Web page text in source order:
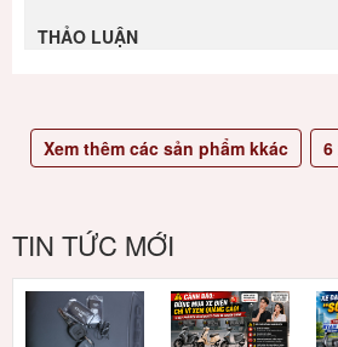
THẢO LUẬN
Xem thêm các sản phẩm kkác 6
TIN TỨC MỚI